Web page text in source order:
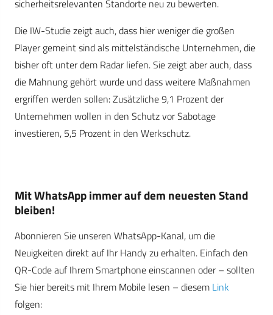
sicherheitsrelevanten Standorte neu zu bewerten.
Die IW-Studie zeigt auch, dass hier weniger die großen
Player gemeint sind als mittelständische Unternehmen, die
bisher oft unter dem Radar liefen. Sie zeigt aber auch, dass
die Mahnung gehört wurde und dass weitere Maßnahmen
ergriffen werden sollen: Zusätzliche 9,1 Prozent der
Unternehmen wollen in den Schutz vor Sabotage
investieren, 5,5 Prozent in den Werkschutz.
Mit WhatsApp immer auf dem neuesten Stand
bleiben!
Abonnieren Sie unseren WhatsApp-Kanal, um die
Neuigkeiten direkt auf Ihr Handy zu erhalten. Einfach den
QR-Code auf Ihrem Smartphone einscannen oder – sollten
Sie hier bereits mit Ihrem Mobile lesen – diesem Link
folgen: